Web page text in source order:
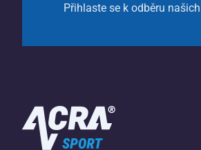
Přihlaste se k odběru